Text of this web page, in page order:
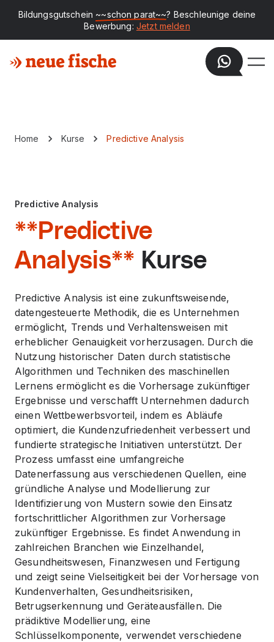
Bildungsgutschein ~~schon parat~~? Beschleunige deine
Bewerbung: Jetzt melden
Home Kurse Predictive Analysis
Predictive Analysis
**Predictive
Analysis** Kurse
Predictive Analysis ist eine zukunftsweisende,
datengesteuerte Methodik, die es Unternehmen
ermöglicht, Trends und Verhaltensweisen mit
erheblicher Genauigkeit vorherzusagen. Durch die
Nutzung historischer Daten durch statistische
Algorithmen und Techniken des maschinellen
Lernens ermöglicht es die Vorhersage zukünftiger
Ergebnisse und verschafft Unternehmen dadurch
einen Wettbewerbsvorteil, indem es Abläufe
optimiert, die Kundenzufriedenheit verbessert und
fundierte strategische Initiativen unterstützt. Der
Prozess umfasst eine umfangreiche
Datenerfassung aus verschiedenen Quellen, eine
gründliche Analyse und Modellierung zur
Identifizierung von Mustern sowie den Einsatz
fortschrittlicher Algorithmen zur Vorhersage
zukünftiger Ergebnisse. Es findet Anwendung in
zahlreichen Branchen wie Einzelhandel,
Gesundheitswesen, Finanzwesen und Fertigung
und zeigt seine Vielseitigkeit bei der Vorhersage von
Kundenverhalten, Gesundheitsrisiken,
Betrugserkennung und Geräteausfällen. Die
prädiktive Modellierung, eine
Schlüsselkomponente, verwendet verschiedene